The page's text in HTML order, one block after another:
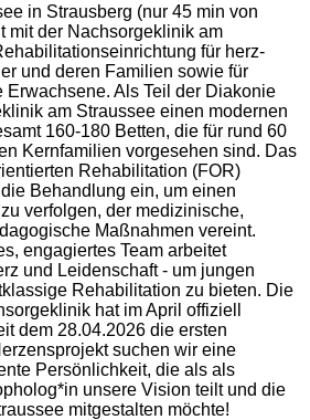
in Strausberg (nur 45 min von
mit der Nachsorgeklinik am
für herz-
und deren Familien sowie für
Als Teil der Diakonie
am Straussee einen modernen
160-180 Betten, die für rund 60
Kernfamilien vorgesehen sind. Das
Rehabilitation (FOR)
Behandlung ein, um einen
verfolgen, der medizinische,
Maßnahmen vereint.
engagiertes Team arbeitet
und Leidenschaft - um jungen
Rehabilitation zu bieten. Die
hat im April offiziell
dem 28.04.2026 die ersten
suchen wir eine
Persönlichkeit, die als als
unsere Vision teilt und die
mitgestalten möchte!